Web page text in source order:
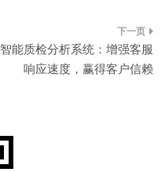
智能质检分析系统：增强客服
响应速度，赢得客户信赖